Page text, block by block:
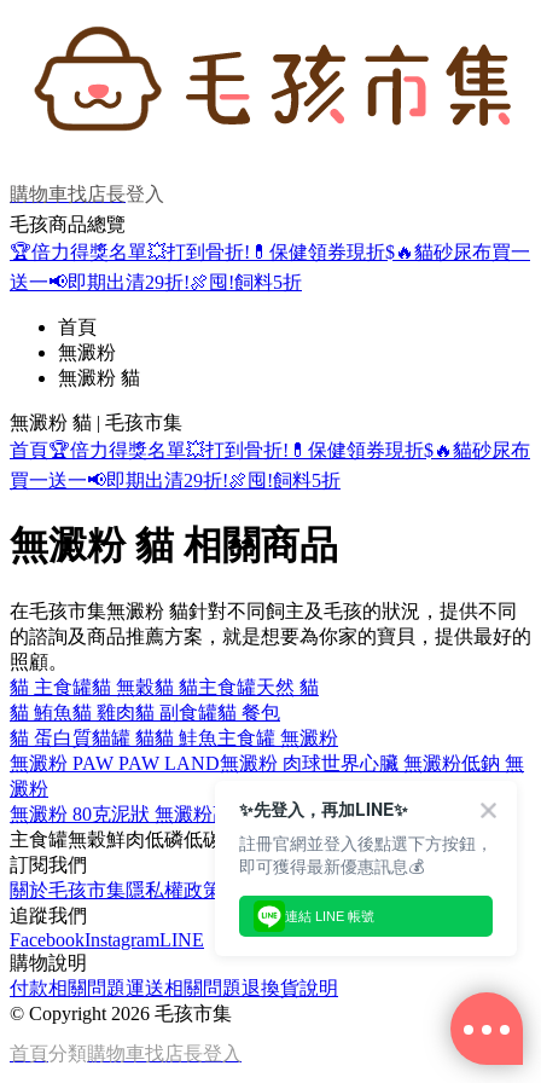
購物車找店長登入
毛孩商品總覽
🏆倍力得獎名單💥打到骨折! 💊保健領券現折$🔥貓砂尿布買一
送一📢即期出清29折!🍖囤!飼料5折
首頁
無澱粉
無澱粉 貓
無澱粉 貓 | 毛孩市集
首頁🏆倍力得獎名單💥打到骨折! 💊保健領券現折$🔥貓砂尿布
買一送一📢即期出清29折!🍖囤!飼料5折
無澱粉 貓 相關商品
在毛孩市集無澱粉 貓針對不同飼主及毛孩的狀況，提供不同
的諮詢及商品推薦方案，就是想要為你家的寶貝，提供最好的
照顧。
貓 主食罐貓 無穀貓 貓主食罐天然 貓
貓 鮪魚貓 雞肉貓 副食罐貓 餐包
貓 蛋白質貓罐 貓貓 鮭魚主食罐 無澱粉
無澱粉 PAW PAW LAND無澱粉 肉球世界心臟 無澱粉低鈉 無
澱粉
無澱粉 80克泥狀 無澱粉高適口性 無澱粉無澱粉 無穀
主食罐無穀鮮肉低磷低碳水
訂閱我們
關於毛孩市集隱私權政策
追蹤我們
FacebookInstagramLINE
購物說明
付款相關問題運送相關問題退換貨說明
© Copyright 2026 毛孩市集
首頁分類購物車找店長登入
✨先登入，再加LINE✨
註冊官網並登入後點選下方按鈕，
即可獲得最新優惠訊息💰
連結 LINE 帳號